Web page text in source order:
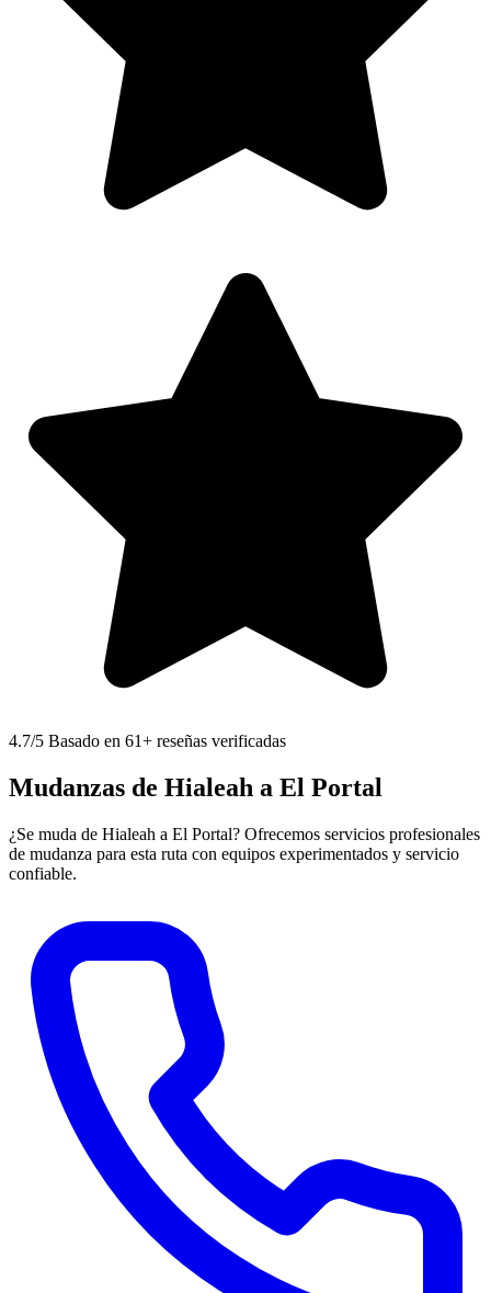
4.7/5 Basado en 61+ reseñas verificadas
Mudanzas de Hialeah a El Portal
¿Se muda de Hialeah a El Portal? Ofrecemos servicios profesionales
de mudanza para esta ruta con equipos experimentados y servicio
confiable.